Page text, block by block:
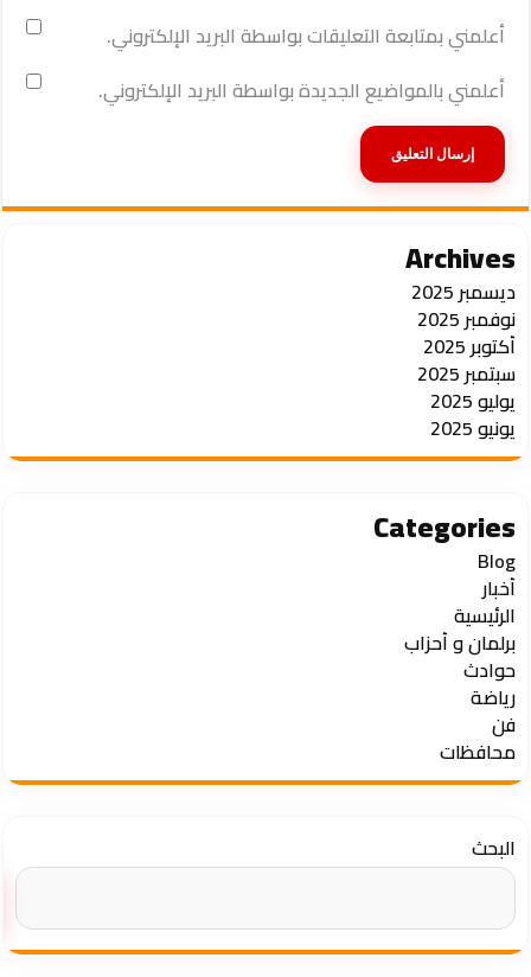
أعلمني بمتابعة التعليقات بواسطة البريد الإلكتروني.
أعلمني بالمواضيع الجديدة بواسطة البريد الإلكتروني.
Archives
ديسمبر 2025
نوفمبر 2025
أكتوبر 2025
سبتمبر 2025
يوليو 2025
يونيو 2025
Categories
Blog
أخبار
الرئيسية
برلمان و أحزاب
حوادث
رياضة
فن
محافظات
البحث